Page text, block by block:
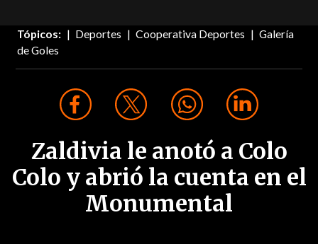
Tópicos: Deportes Cooperativa Deportes
Galería
de Goles
Zaldivia le anotó a Colo
Colo y abrió la cuenta en el
Monumental